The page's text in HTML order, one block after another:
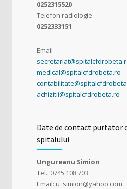
0252315520
Telefon radiologie
0252333151
Email
medical@spitalcfdrobeta.ro
achizitii@spitalcfdrobeta.ro
Date de contact purtator
spitalului
Ungureanu Simion
Tel.: 0745 108 703
Email: u_simion@yahoo.com